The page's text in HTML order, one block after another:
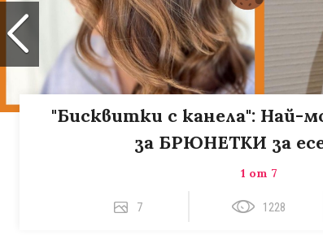
"Бисквитки с канела": Най-
за БРЮНЕТКИ за
1 от 7
7 1228